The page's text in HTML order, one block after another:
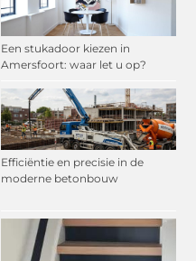
Een stukadoor kiezen in
Amersfoort: waar let u op?
Efficiëntie en precisie in de
moderne betonbouw